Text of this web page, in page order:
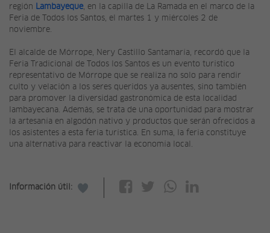
región
Lambayeque, en la capilla de La Ramada en el marco de la
Feria de Todos los Santos, el martes 1 y miércoles 2 de
noviembre.
El alcalde de Mórrope, Nery Castillo Santamaría, recordó que la
Feria Tradicional de Todos los Santos es un evento turístico
representativo de Mórrope que se realiza no solo para rendir
culto y velación a los seres queridos ya ausentes, sino también
para promover la diversidad gastronómica de esta localidad
lambayecana. Además, se trata de una oportunidad para mostrar
la artesanía en algodón nativo y productos que serán ofrecidos a
los asistentes a esta feria turística. En suma, la feria constituye
una alternativa para reactivar la economía local.
Información útil: